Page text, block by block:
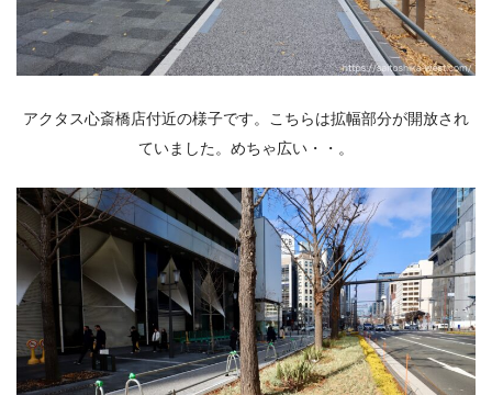
アクタス心斎橋店付近の様子です。こちらは拡幅部分が開放され
ていました。めちゃ広い・・。